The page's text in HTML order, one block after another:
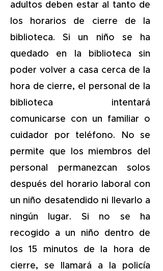
adultos deben estar al tanto de
los horarios de cierre de la
biblioteca. Si un niño se ha
quedado en la biblioteca sin
poder volver a casa cerca de la
hora de cierre, el personal de la
biblioteca intentará
comunicarse con un familiar o
cuidador por teléfono. No se
permite que los miembros del
personal permanezcan solos
después del horario laboral con
un niño desatendido ni llevarlo a
ningún lugar. Si no se ha
recogido a un niño dentro de
los 15 minutos de la hora de
cierre, se llamará a la policía